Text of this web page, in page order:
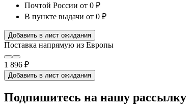
Почтой России от 0 ₽
В пункте выдачи от 0 ₽
Добавить в лист ожидания
Поставка напрямую из Европы
1 896 ₽
Добавить в лист ожидания
Подпишитесь на нашу рассылку